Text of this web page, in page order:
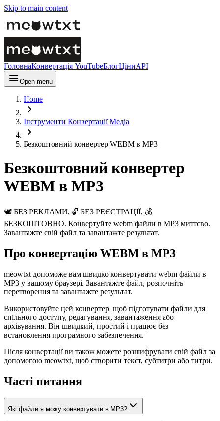
Skip to main content
ГоловнаКонвертація YouTubeБлогЦіниAPI
Open menu
Home
Інструменти Конвертації Медіа
Безкоштовний конвертер WEBM в MP3
Безкоштовний конвертер
WEBM в MP3
🕊️ БЕЗ РЕКЛАМИ, 🔓 БЕЗ РЕЄСТРАЦІЇ, 💰
БЕЗКОШТОВНО. Конвертуйте webm файли в MP3 миттєво.
Завантажте свій файл та завантажте результат.
Про конвертацію WEBM в MP3
meowtxt допоможе вам швидко конвертувати webm файли в
MP3 у вашому браузері. Завантажте файл, розпочніть
перетворення та завантажте результат.
Використовуйте цей конвертер, щоб підготувати файли для
спільного доступу, редагування, завантаження або
архівування. Він швидкий, простий і працює без
встановлення програмного забезпечення.
Після конвертації ви також можете розшифрувати свій файл за
допомогою meowtxt, щоб створити текст, субтитри або титри.
Часті питання
Які файли я можу конвертувати в MP3?